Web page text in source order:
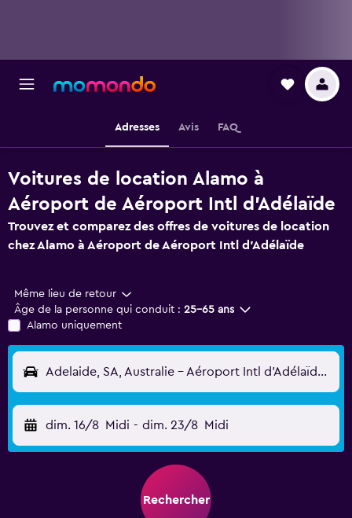
Adresses Avis FAQ
Voitures de location Alamo à
Aéroport de Aéroport Intl d'Adélaïde
Trouvez et comparez des offres de voitures de location
chez Alamo à Aéroport de Aéroport Intl d'Adélaïde
Même lieu de retour
Âge de la personne qui conduit : 25-65 ans
Alamo uniquement
Adelaide, SA, Australie - Aéroport Intl d'Adélaïde (ADL)
dim. 16/8 Midi - dim. 23/8 Midi
Rechercher